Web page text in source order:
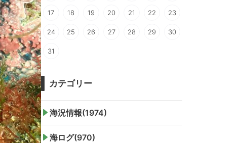
17 18 19 20 21 22 23
24 25 26 27 28 29 30
31
カテゴリー
海況情報(1974)
海ログ(970)